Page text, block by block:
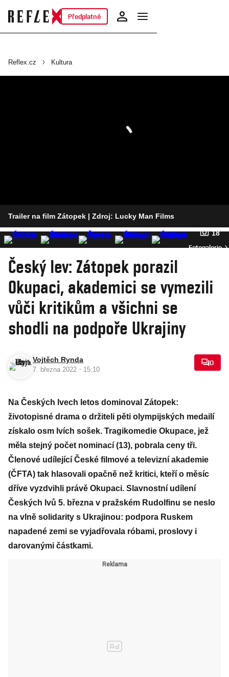
Předplatné
Reflex.cz Kultura
Trailer na film Zátopek | Zdroj: Lucky Man Films
18
Fotogalerie
Český lev: Zátopek porazil
Okupaci, akademici se vymezili
vůči kritikům a všichni se
shodli na podpoře Ukrajiny
Vojtěch Rynda
7. března 2022 · 15:10
0
Na Českých lvech letos dominoval Zátopek:
životopisné drama o držiteli pěti olympijských medailí
získalo osm lvích sošek. Tragikomedie Okupace, jež
měla stejný počet nominací (13), pobrala ceny tři.
Členové udílející České filmové a televizní akademie
(ČFTA) tak hlasovali opačně než kritici, kteří o měsíc
dříve vyzdvihli právě Okupaci. Slavnostní udílení
Českých lvů 5. března v pražském Rudolfinu se neslo
na vlně solidarity s Ukrajinou: podpora Ruskem
napadené zemi se vyjadřovala róbami, proslovy i
darovanými částkami.